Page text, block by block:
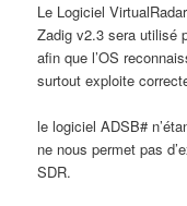
Le Logiciel
Zadig v2.3 sera utilisé
afin que l’OS
surtout exploite
le logiciel ADSB#
ne nous permet pas
SDR.